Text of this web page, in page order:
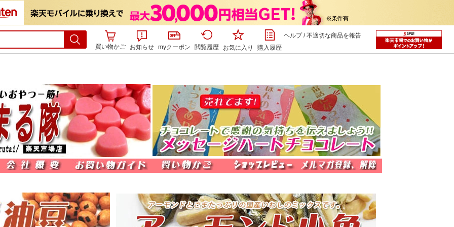
買い物かご お知らせ myクーポン 閲覧履歴 お気に入り 購入履歴
ヘルプ/不適切な商品を報告